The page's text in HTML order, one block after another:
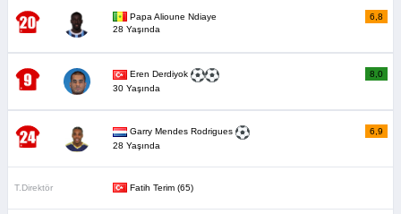
Papa Alioune Ndiaye
28 Yaşında
6,8
Eren Derdiyok
30 Yaşında
8,0
Garry Mendes Rodrigues
28 Yaşında
6,9
T.Direktör Fatih Terim (65)